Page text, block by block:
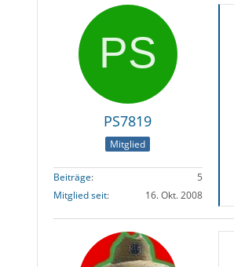
PS7819
Mitglied
Beiträge
5
Mitglied seit
16. Okt. 2008